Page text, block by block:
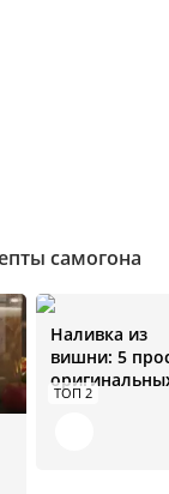
самогона
ТОП 2
Наливка из
вишни: 5
рецептов